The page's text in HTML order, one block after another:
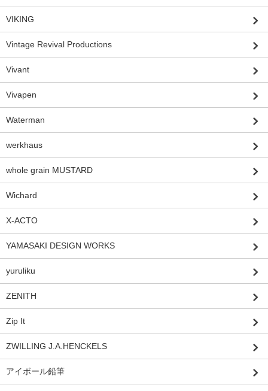
VIKING
Vintage Revival Productions
Vivant
Vivapen
Waterman
werkhaus
whole grain MUSTARD
Wichard
X-ACTO
YAMASAKI DESIGN WORKS
yuruliku
ZENITH
Zip It
ZWILLING J.A.HENCKELS
アイボール鉛筆